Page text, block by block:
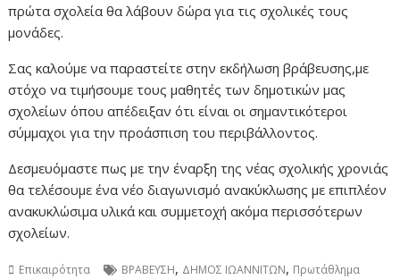
πρώτα σχολεία θα λάβουν δώρα για τις σχολικές τους
μονάδες.
Σας καλούμε να παραστείτε στην εκδήλωση βράβευσης,με
στόχο να τιμήσουμε τους μαθητές των δημοτικών μας
σχολείων όπου απέδειξαν ότι είναι οι σημαντικότεροι
σύμμαχοι για την προάσπιση του περιβάλλοντος.
Δεσμευόμαστε πως με την έναρξη της νέας σχολικής χρονιάς
θα τελέσουμε ένα νέο διαγωνισμό ανακύκλωσης με επιπλέον
ανακυκλώσιμα υλικά και συμμετοχή ακόμα περισσότερων
σχολείων.
Επικαιρότητα ΒΡΑΒΕΥΣΗ, ΔΗΜΟΣ ΙΩΑΝΝΙΤΩΝ, Πρωτάθλημα